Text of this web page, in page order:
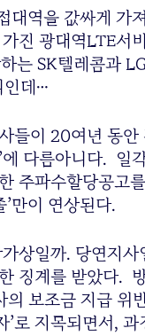
대역을 값싸게 가
진 광대역LTE서
는 SK텔레콤과
인데…
들이 20여년 동
에 다름아니다. 일
주파수할당공고
’만이 연상된다.
상일까. 당연지
징계를 받았다.
의 보조금 지급 위
’로 지목되면서,